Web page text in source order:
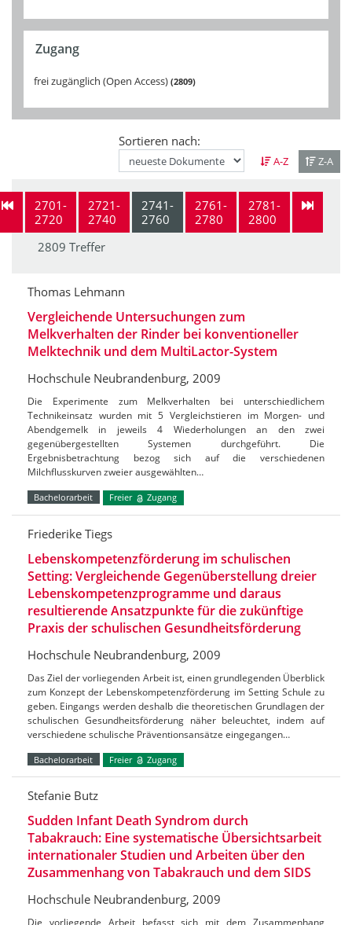
Zugang
frei zugänglich (Open Access) 2809
Sortieren nach:
A-Z Z-A
2701-
2720
2721-
2740
2741-
2760
2761-
2780
2781-
2800
2809 Treffer
Thomas Lehmann
Vergleichende Untersuchungen zum
Melkverhalten der Rinder bei konventioneller
Melktechnik und dem MultiLactor-System
Hochschule Neubrandenburg, 2009
Die Experimente zum Melkverhalten bei unterschiedlichem
Technikeinsatz wurden mit 5 Vergleichstieren im Morgen- und
Abendgemelk in jeweils 4 Wiederholungen an den zwei
gegenübergestellten Systemen durchgeführt. Die
Ergebnisbetrachtung bezog sich auf die verschiedenen
Milchflusskurven zweier ausgewählten…
Bachelorarbeit Freier Zugang
Friederike Tiegs
Lebenskompetenzförderung im schulischen
Setting: Vergleichende Gegenüberstellung dreier
Lebenskompetenzprogramme und daraus
resultierende Ansatzpunkte für die zukünftige
Praxis der schulischen Gesundheitsförderung
Hochschule Neubrandenburg, 2009
Das Ziel der vorliegenden Arbeit ist, einen grundlegenden Überblick
zum Konzept der Lebenskompetenzförderung im Setting Schule zu
geben. Eingangs werden deshalb die theoretischen Grundlagen der
schulischen Gesundheitsförderung näher beleuchtet, indem auf
verschiedene schulische Präventionsansätze eingegangen…
Bachelorarbeit Freier Zugang
Stefanie Butz
Sudden Infant Death Syndrom durch
Tabakrauch: Eine systematische Übersichtsarbeit
internationaler Studien und Arbeiten über den
Zusammenhang von Tabakrauch und dem SIDS
Hochschule Neubrandenburg, 2009
Die vorliegende Arbeit befasst sich mit dem Zusammenhang